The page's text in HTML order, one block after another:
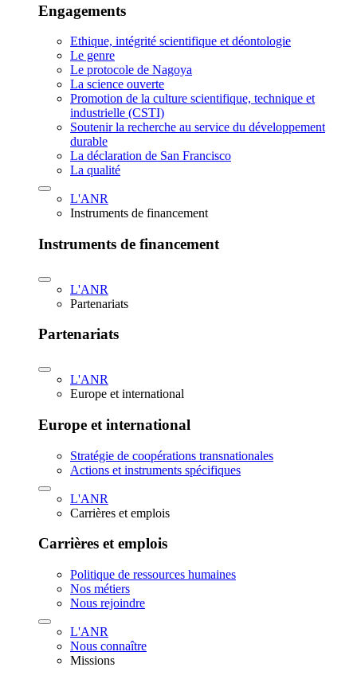
Engagements
Ethique, intégrité scientifique et déontologie
Le genre
Le protocole de Nagoya
La science ouverte
Promotion de la culture scientifique, technique et
industrielle (CSTI)
Soutenir la recherche au service du développement
durable
La déclaration de San Francisco
La qualité
L'ANR
Instruments de financement
Instruments de financement
L'ANR
Partenariats
Partenariats
L'ANR
Europe et international
Europe et international
Stratégie de coopérations transnationales
Actions et instruments spécifiques
L'ANR
Carrières et emplois
Carrières et emplois
Politique de ressources humaines
Nos métiers
Nous rejoindre
L'ANR
Nous connaître
Missions